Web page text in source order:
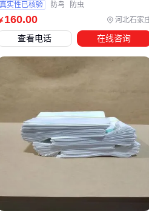
合防虫果袋
或带有自封条的设
少农药残留。
水性更强的PE或PVC材质果袋，
。
，在嫁接或幼苗期，保护膜能提
其透气性较差，不适合长期套袋
，仍需搭配防虫果袋或防虫网使
具体需求选择。例如，超声波热
鲜，而带有防雾涂层的果袋能减
160.00 河北石家
真实性已核验 防鸟 防虫
查看电话 在线咨询